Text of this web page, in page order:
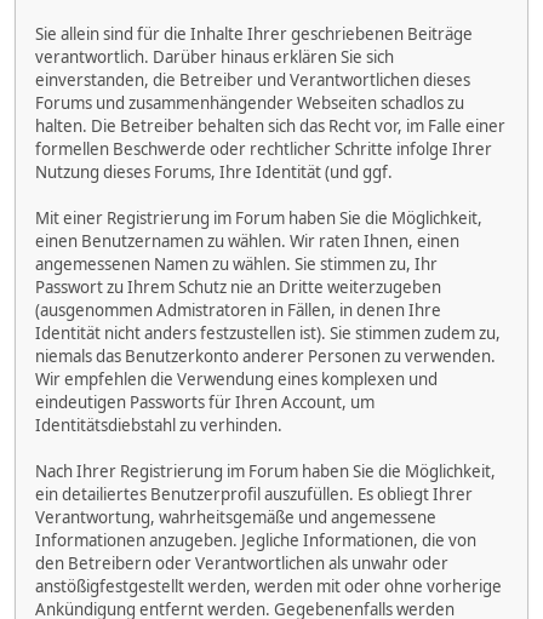
Sie allein sind für die Inhalte Ihrer geschriebenen Beiträge
verantwortlich. Darüber hinaus erklären Sie sich
einverstanden, die Betreiber und Verantwortlichen dieses
Forums und zusammenhängender Webseiten schadlos zu
halten. Die Betreiber behalten sich das Recht vor, im Falle einer
formellen Beschwerde oder rechtlicher Schritte infolge Ihrer
Nutzung dieses Forums, Ihre Identität (und ggf.
Mit einer Registrierung im Forum haben Sie die Möglichkeit,
einen Benutzernamen zu wählen. Wir raten Ihnen, einen
angemessenen Namen zu wählen. Sie stimmen zu, Ihr
Passwort zu Ihrem Schutz nie an Dritte weiterzugeben
(ausgenommen Admistratoren in Fällen, in denen Ihre
Identität nicht anders festzustellen ist). Sie stimmen zudem zu,
niemals das Benutzerkonto anderer Personen zu verwenden.
Wir empfehlen die Verwendung eines komplexen und
eindeutigen Passworts für Ihren Account, um
Identitätsdiebstahl zu verhinden.
Nach Ihrer Registrierung im Forum haben Sie die Möglichkeit,
ein detailiertes Benutzerprofil auszufüllen. Es obliegt Ihrer
Verantwortung, wahrheitsgemäße und angemessene
Informationen anzugeben. Jegliche Informationen, die von
den Betreibern oder Verantwortlichen als unwahr oder
anstößigfestgestellt werden, werden mit oder ohne vorherige
Ankündigung entfernt werden. Gegebenenfalls werden